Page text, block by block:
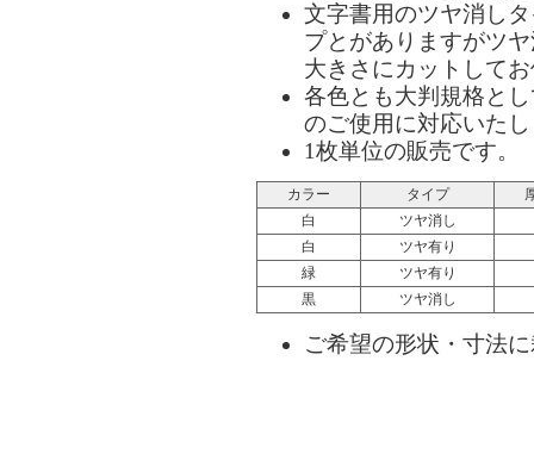
文字書用のツヤ消し
プとがありますがツ
大きさにカットして
各色とも大判規格と
のご使用に対応いた
1枚単位の販売です。
カラー タイプ
白
ツヤ消し
白
ツヤ有り
緑
ツヤ有り
黒
ツヤ消し
ご希望の形状・寸法